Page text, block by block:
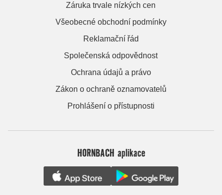
Záruka trvale nízkých cen
Všeobecné obchodní podmínky
Reklamační řád
Společenská odpovědnost
Ochrana údajů a právo
Zákon o ochraně oznamovatelů
Prohlášení o přístupnosti
HORNBACH aplikace